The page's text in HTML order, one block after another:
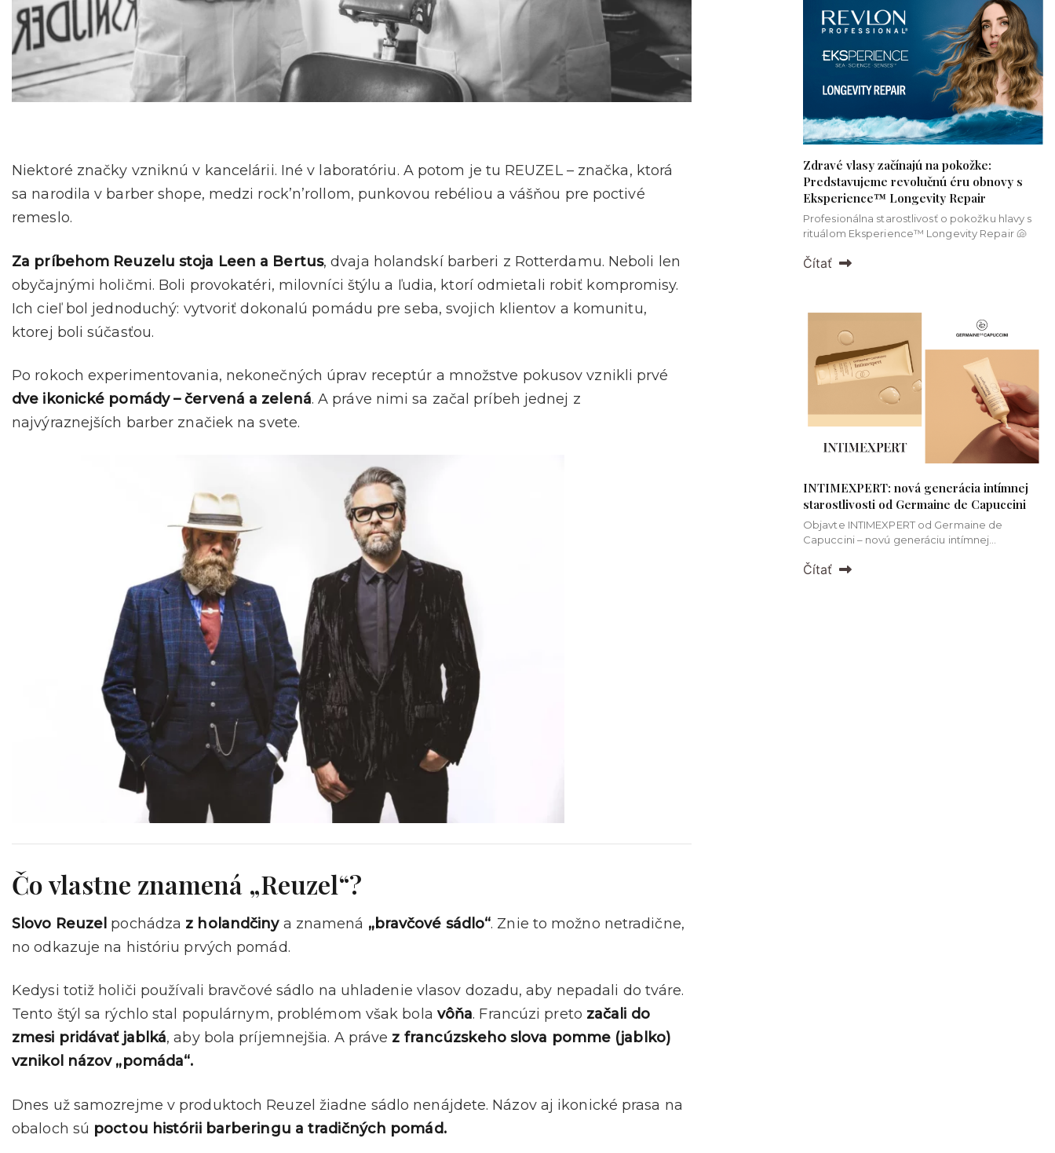
Niektoré značky vzniknú v kancelárii. Iné v laboratóriu. A potom je tu REUZEL – značka, ktorá
sa narodila v barber shope, medzi rock’n’rollom, punkovou rebéliou a vášňou pre poctivé
remeslo.
Za príbehom Reuzelu stoja Leen a Bertus, dvaja holandskí barberi z Rotterdamu. Neboli len
obyčajnými holičmi. Boli provokatéri, milovníci štýlu a ľudia, ktorí odmietali robiť kompromisy.
Ich cieľ bol jednoduchý: vytvoriť dokonalú pomádu pre seba, svojich klientov a komunitu,
ktorej boli súčasťou.
Po rokoch experimentovania, nekonečných úprav receptúr a množstve pokusov vznikli prvé
dve ikonické pomády – červená a zelená. A práve nimi sa začal príbeh jednej z
najvýraznejších barber značiek na svete.
Čo vlastne znamená „Reuzel“?
Slovo Reuzel pochádza z holandčinya znamená „bravčové sádlo“. Znie to možno netradične,
no odkazuje na históriu prvých pomád.
Kedysi totiž holiči používali bravčové sádlo na uhladenie vlasov dozadu, aby nepadali do tváre.
Tento štýl sa rýchlo stal populárnym, problémom však bola vôňa. Francúzi preto začali do
zmesi pridávať jablká, aby bola príjemnejšia. A práve z francúzskeho slova pomme (jablko)
vznikol názov „pomáda“.
Dnes už samozrejme v produktoch Reuzel žiadne sádlo nenájdete. Názov aj ikonické prasa na
obaloch sú poctou histórii barberingu a tradičných pomád.
Zdravé vlasy začínajú na pokožke:
Predstavujeme revolučnú éru obnovy s
Eksperience™ Longevity Repair
Profesionálna starostlivosť o pokožku hlavy s
rituálom Eksperience™ Longevity Repair 🐚
Čítať
INTIMEXPERT: nová generácia intímnej
starostlivosti od Germaine de Capuccini
Objavte INTIMEXPERT od Germaine de
Capuccini – novú generáciu intímnej
sebavedomie ženy.
Čítať